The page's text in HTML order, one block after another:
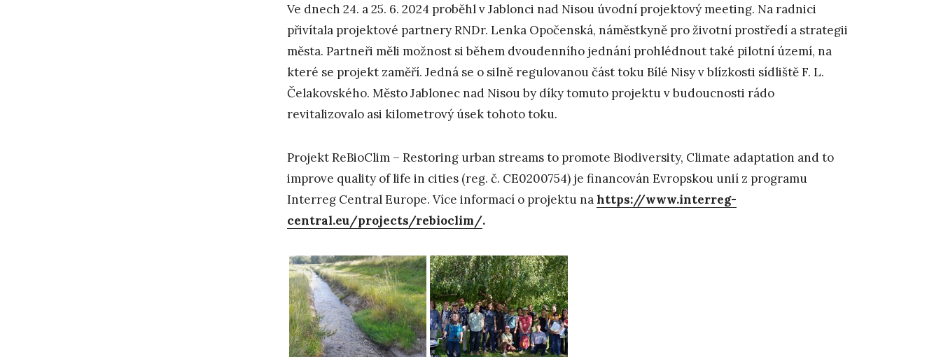
Ve dnech 24. a 25. 6. 2024 proběhl v Jablonci nad Nisou úvodní projektový meeting. Na radnici
přivítala projektové partnery RNDr. Lenka Opočenská, náměstkyně pro životní prostředí a strategii
města. Partneři měli možnost si během dvoudenního jednání prohlédnout také pilotní území, na
které se projekt zaměří. Jedná se o silně regulovanou část toku Bílé Nisy v blízkosti sídliště F. L.
Čelakovského. Město Jablonec nad Nisou by díky tomuto projektu v budoucnosti rádo
revitalizovalo asi kilometrový úsek tohoto toku.
Projekt ReBioClim – Restoring urban streams to promote Biodiversity, Climate adaptation and to
improve quality of life in cities (reg. č. CE0200754) je financován Evropskou unií z programu
Interreg Central Europe. Více informací o projektu nahttps://www.interreg-
central.eu/projects/rebioclim/.